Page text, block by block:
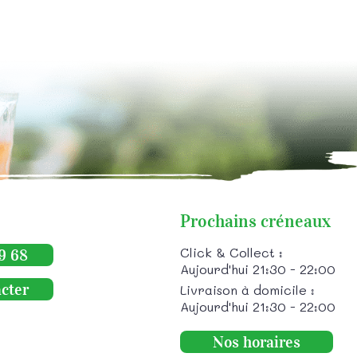
68
Prochains créneaux
Click & Collect :
Aujourd'hui 21:30 - 22:00
Livraison à domicile :
Aujourd'hui 21:30 - 22:00
Nos horaires